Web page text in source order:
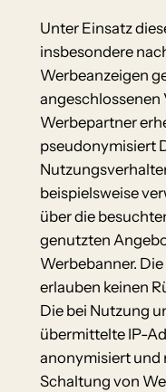
Unter Einsatz
insbesondere
Werbeanzeigen
angeschlossenen
Werbepartner
pseudonymisiert
beispielsweise
über die
genutzten
Werbebanner.
erlauben keinen
Die bei Nutzung
übermittelte IP-
anonymisiert und
Schaltung von